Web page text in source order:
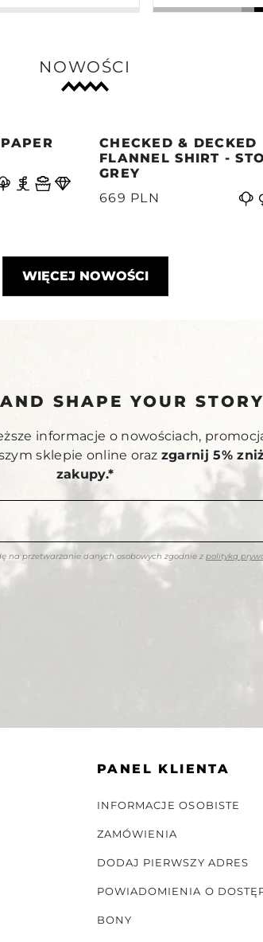
NOWOŚCI
CHECKED & DECKED
FLANNEL SHIRT -
GREY
669 PLN
WIĘCEJ NOWOŚCI
SHAPE YOUR STORY
informacje o nowościach,
sklepie online oraz zgarnij 5%
zakupy.*
na przetwarzanie danych osobowych zgodnie z polityką
PANEL KLIENTA
INFORMACJE OSOBISTE
ZAMÓWIENIA
DODAJ PIERWSZY ADRES
POWIADOMIENIA O
BONY